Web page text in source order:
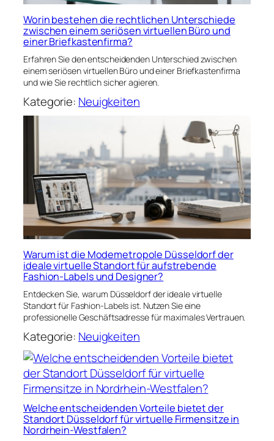
Worin bestehen die rechtlichen Unterschiede
zwischen einem seriösen virtuellen Büro und
einer Briefkastenfirma?
Erfahren Sie den entscheidenden Unterschied zwischen
einem seriösen virtuellen Büro und einer Briefkastenfirma
und wie Sie rechtlich sicher agieren.
Kategorie: Neuigkeiten
Warum ist die Modemetropole Düsseldorf der
ideale virtuelle Standort für aufstrebende
Fashion-Labels und Designer?
Entdecken Sie, warum Düsseldorf der ideale virtuelle
Standort für Fashion-Labels ist. Nutzen Sie eine
professionelle Geschäftsadresse für maximales Vertrauen.
Kategorie: Neuigkeiten
Welche entscheidenden Vorteile bietet der
Standort Düsseldorf für virtuelle Firmensitze in
Nordrhein-Westfalen?